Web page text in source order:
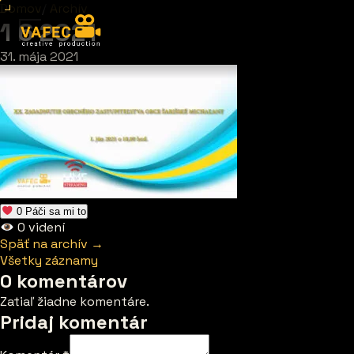
Domov Archív
1 6 2021
31. mája 2021
0 Páči sa mi to
0 videní
Späť na archív →
Všetky záznamy
0 komentárov
Zatiaľ žiadne komentáre.
Pridaj komentár